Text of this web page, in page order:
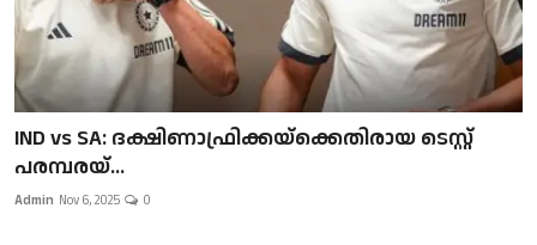
IND vs SA: ദക്ഷിണാഫ്രിക്കയ്‌ക്കെതിരായ ടെസ്റ്റ്
പരമ്പരയ്...
Admin Nov 6, 2025 0